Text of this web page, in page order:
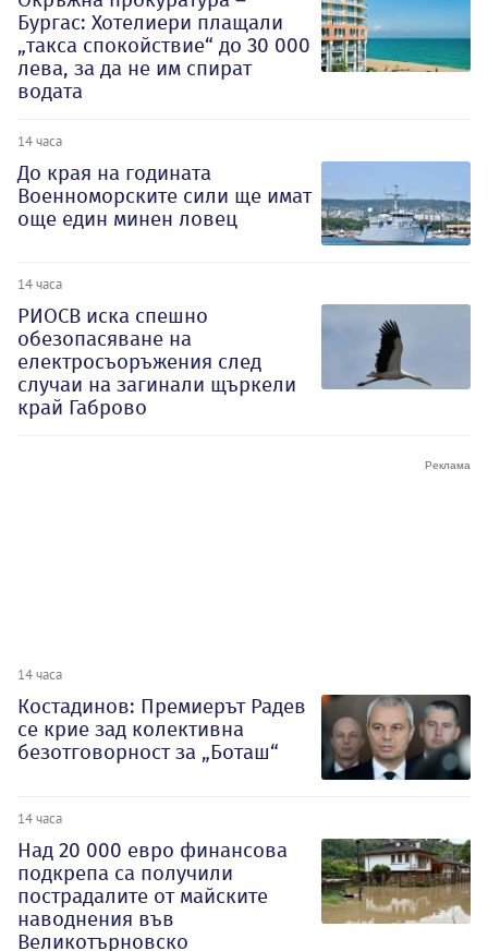
Бургас: Хотелиери плащали
„такса спокойствие“ до 30 000
лева, за да не им спират
водата
14 часа
До края на годината
Военноморските сили ще имат
още един минен ловец
14 часа
РИОСВ иска спешно
обезопасяване на
електросъоръжения след
случаи на загинали щъркели
край Габрово
14 часа
Костадинов: Премиерът Радев
се крие зад колективна
безотговорност за „Боташ“
14 часа
Над 20 000 евро финансова
подкрепа са получили
пострадалите от майските
наводнения във
Великотърновско